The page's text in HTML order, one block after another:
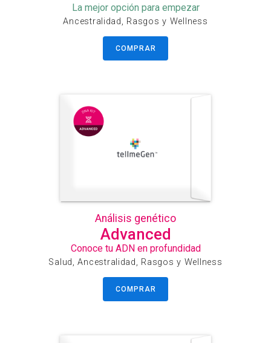
La mejor opción para empezar
Ancestralidad, Rasgos y Wellness
COMPRAR
Análisis genético
Advanced
Conoce tu ADN en profundidad
Salud, Ancestralidad, Rasgos y Wellness
COMPRAR